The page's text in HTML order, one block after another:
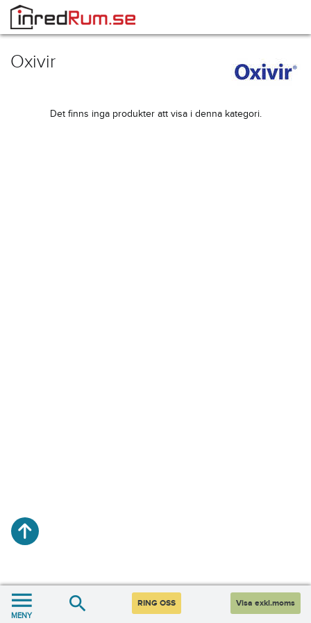
Oxivir
Det finns inga produkter att visa i denna kategori.
MENY
RING OSS Visa exkl.moms